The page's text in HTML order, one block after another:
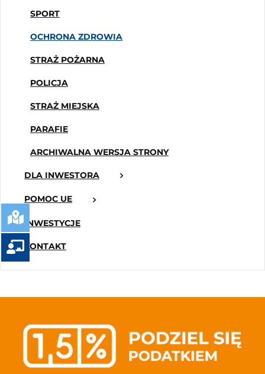
SPORT
OCHRONA ZDROWIA
STRAŻ POŻARNA
POLICJA
STRAŻ MIEJSKA
PARAFIE
ARCHIWALNA WERSJA STRONY
DLA INWESTORA
POMOC UE
INWESTYCJE
KONTAKT